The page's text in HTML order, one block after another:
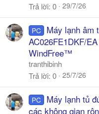
Trả lời 0 29/7/26
PC
Máy lạnh âm
AC026FE1DKF/
WindFree™
tranthibinh
Trả lời 0 25/7/26
PC
Máy lạnh tủ
các không gian